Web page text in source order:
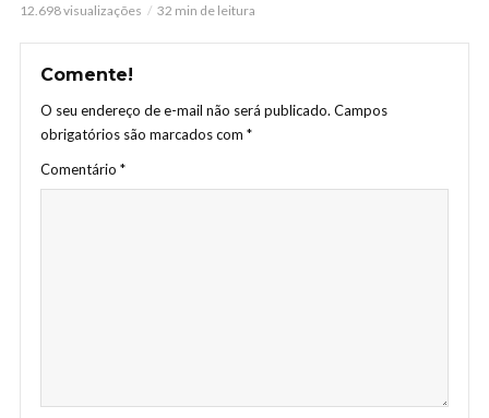
12.698 visualizações 32 min de leitura
Comente!
O seu endereço de e-mail não será publicado. Campos
obrigatórios são marcados com *
Comentário *